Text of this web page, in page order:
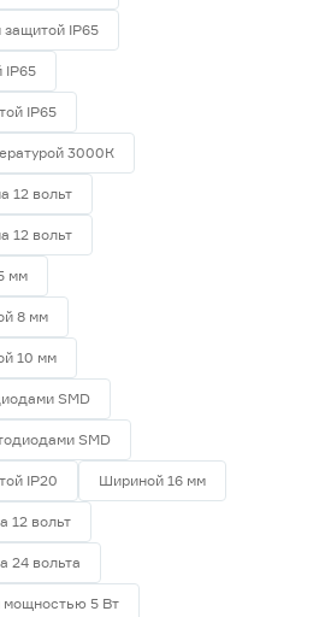
IP65
IP65
IP65
3000К
12 вольт
12 вольт
мм
8 мм
10 мм
SMD
SMD
IP20 Шириной 16 мм
12 вольт
24 вольта
мощностью 5 Вт